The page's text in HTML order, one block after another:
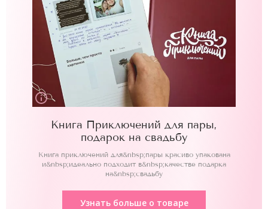
Книга Приключений для пары,
подарок на свадьбу
Книга приключений для&nbsp;пары красиво упакована
и&nbsp;идеально подходит в&nbsp;качестве подарка
на&nbsp;свадьбу
Узнать больше о товаре